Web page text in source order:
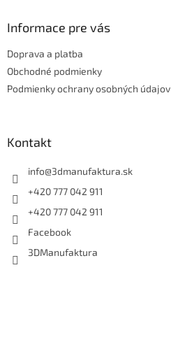
Informace pre vás
Doprava a platba
Obchodné podmienky
Podmienky ochrany osobných údajov
Kontakt
info@3dmanufaktura.sk
+420 777 042 911
+420 777 042 911
Facebook
3DManufaktura